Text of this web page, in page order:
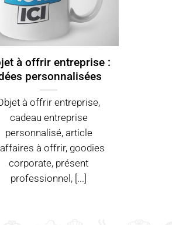
à offrir entreprise :
personnalisées
à offrir entreprise,
cadeau entreprise
personnalisé, article
à offrir, goodies
corporate, présent
professionnel, [...]